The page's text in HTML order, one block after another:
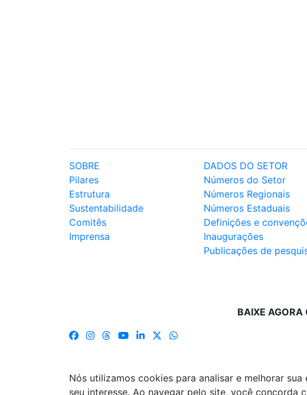
SOBRE
Pilares
Estrutura
Sustentabilidade
Comitês
Imprensa
DADOS DO SETOR
Números do Setor
Números Regionais
Números Estaduais
Definições e
Inaugurações
Publicações de
BAIXE AGORA
Nós utilizamos cookies para analisar e melhorar
seu interesse. Ao navegar pelo site, você concorda